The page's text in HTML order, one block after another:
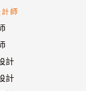
師
計
計